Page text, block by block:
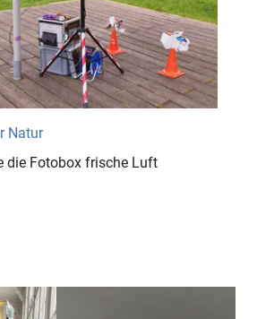
Natur
die Fotobox frische Luft